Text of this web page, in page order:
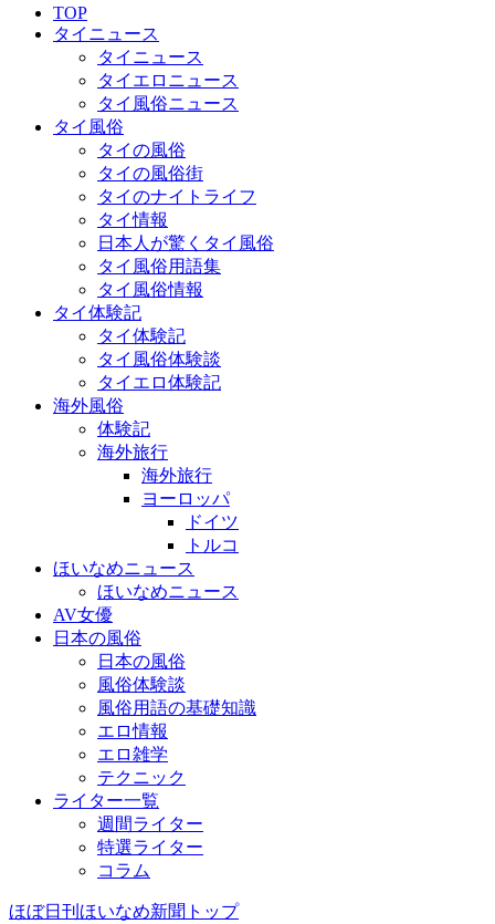
TOP
タイニュース
タイニュース
タイエロニュース
タイ風俗ニュース
タイ風俗
タイの風俗
タイの風俗街
タイのナイトライフ
タイ情報
日本人が驚くタイ風俗
タイ風俗用語集
タイ風俗情報
タイ体験記
タイ体験記
タイ風俗体験談
タイエロ体験記
海外風俗
体験記
海外旅行
海外旅行
ヨーロッパ
ドイツ
トルコ
ほいなめニュース
ほいなめニュース
AV女優
日本の風俗
日本の風俗
風俗体験談
風俗用語の基礎知識
エロ情報
エロ雑学
テクニック
ライター一覧
週間ライター
特選ライター
コラム
ほぼ日刊ほいなめ新聞トップ